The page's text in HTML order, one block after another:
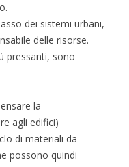
dei sistemi urbani,
delle risorse.
pressanti, sono
la
agli edifici)
di materiali da
possono quindi